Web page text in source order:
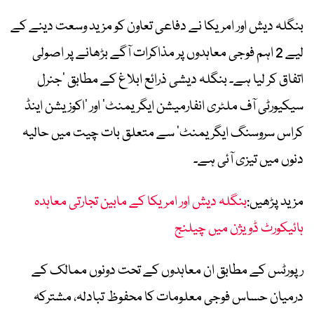
بنگلہ دیش اور امریکا نے دفاعی تعاون کو مزید وسعت دینے کے
لیے 2 اہم فوجی معاہدوں پر مذاکرات آگے بڑھانے پر اصولی
اتفاق کر لیا ہے۔ بنگلہ دیشی ذرائع ابلاغ کے مطابق ’جنرل
سیکیورٹی آف ملٹری انفارمیشن ایگریمنٹ‘ اور ’اکوزیشن اینڈ
کراس سروسنگ ایگریمنٹ‘ سے متعلق بات چیت میں حالیہ
دنوں میں تیزی آئی ہے۔
مزید پڑھیں:بنگلہ دیش اور امریکا کے مابین تجارتی معاہدہ
ہائیکورٹ ڈویژن میں چیلنج
رپورٹس کے مطابق ان معاہدوں کے تحت دونوں ممالک کے
درمیان حساس فوجی معلومات کا محفوظ تبادلہ، مشترکہ